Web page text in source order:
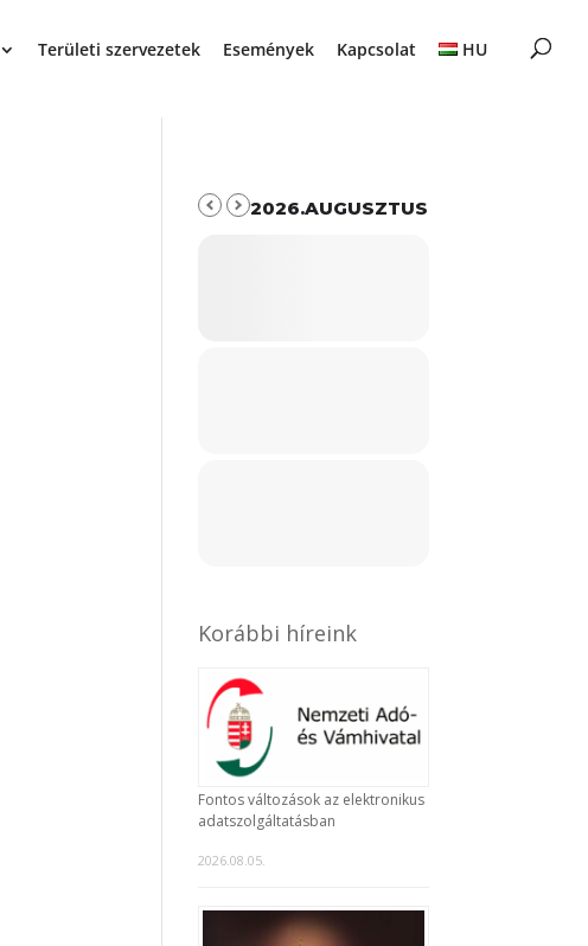
Területi szervezetek Események Kapcsolat HU
2026.AUGUSZTUS
Korábbi híreink
Fontos változások az elektronikus
adatszolgáltatásban
2026.08.05.